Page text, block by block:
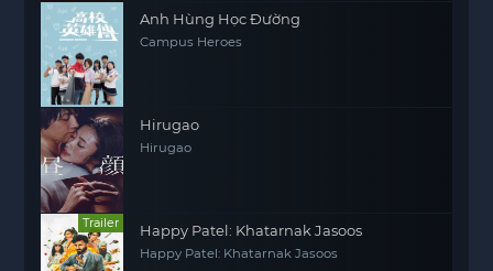
Anh Hùng Học Đường
Campus Heroes
Hirugao
Hirugao
Trailer Happy Patel: Khatarnak Jasoos
Happy Patel: Khatarnak Jasoos